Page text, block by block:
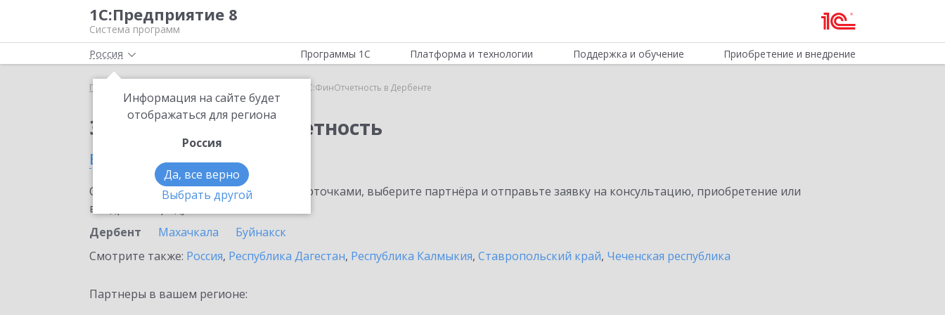
1С:Предприятие 8
Система программ
Россия
Информация на сайте будет
отображаться для региона
Россия
Да, все верно
Выбрать другой
Программы 1С Платформа и технологии Поддержка и обучение Приобретение и внедрение
Главная 1С:ФинОтчетность в Дербенте
Заказать 1С:ФинОтчетность
в Дербенте
Ознакомьтесь с информационными карточками, выберите партнёра и отправьте заявку на консультацию, приобретение или
внедрение продукта.
Дербент
Махачкала
Буйнакск
Смотрите также: Россия, Республика Дагестан, Республика Калмыкия, Ставропольский край, Чеченская республика
Партнеры в вашем регионе: